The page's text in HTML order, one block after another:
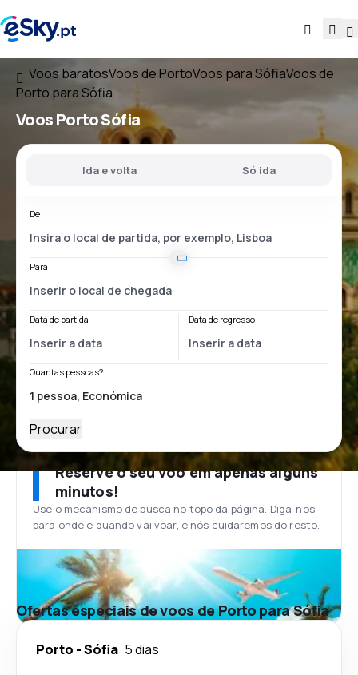
Voos baratosVoos de PortoVoos para SófiaVoos de
Porto para Sófia
VoosPorto Sófia
Ida e volta Só ida
De
Para
Data de partida Data de regresso
Quantas pessoas?
Procurar
Reserve o seu voo em apenas alguns
minutos!
Use o mecanismo de busca no topo da página. Diga-nos
para onde e quando vai voar, e nós cuidaremos do resto.
Ofertas especiais de voos de Porto para Sófia
Porto -Sófia 5 dias